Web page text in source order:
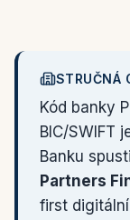
STRUČNÁ
Kód banky
BIC/SWIFT
Banku
Partners
first